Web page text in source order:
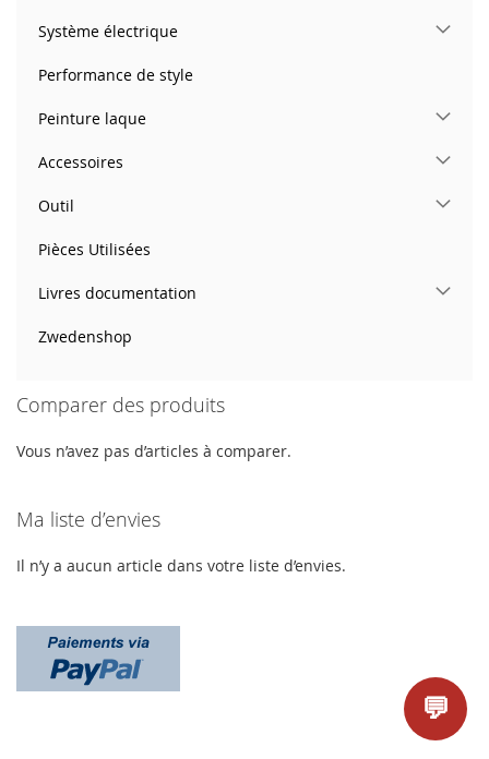
Système électrique
Performance de style
Peinture laque
Accessoires
Outil
Pièces Utilisées
Livres documentation
Zwedenshop
Comparer des produits
Vous n’avez pas d’articles à comparer.
Ma liste d’envies
Il n’y a aucun article dans votre liste d’envies.
💬